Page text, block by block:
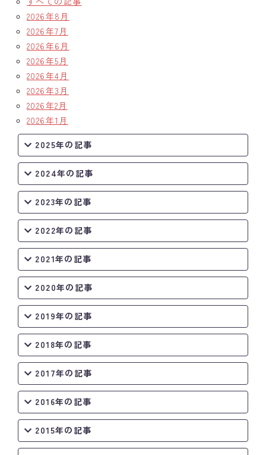
2026年8月
2026年7月
2026年6月
2026年5月
2026年4月
2026年3月
2026年2月
2026年1月
2025年の記事
2024年の記事
2023年の記事
2022年の記事
2021年の記事
2020年の記事
2019年の記事
2018年の記事
2017年の記事
2016年の記事
2015年の記事